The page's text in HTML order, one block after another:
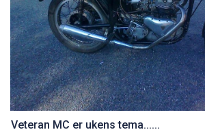
Veteran MC er ukens tema......